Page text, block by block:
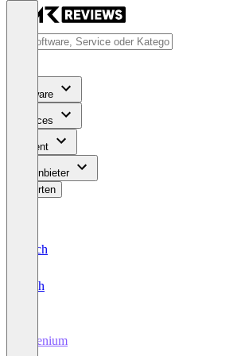
Software
Services
Content
Für Anbieter
Bewerten
Deutsch
English
Selenium